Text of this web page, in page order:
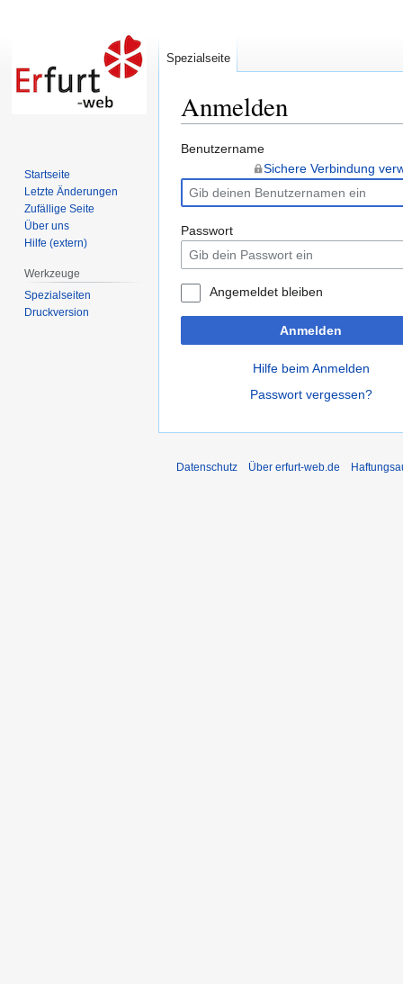
Anmelden
Zur
springen
Zur
springen
Benutzername
Sichere Verbindung
Passwort
Angemeldet bleiben
Anmelden
Hilfe beim Anmelden
Passwort vergessen?
Spezialseite
Startseite
Letzte Änderungen
Zufällige Seite
Über uns
Hilfe (extern)
Werkzeuge
Spezialseiten
Druckversion
Datenschutz Über erfurt-web.de